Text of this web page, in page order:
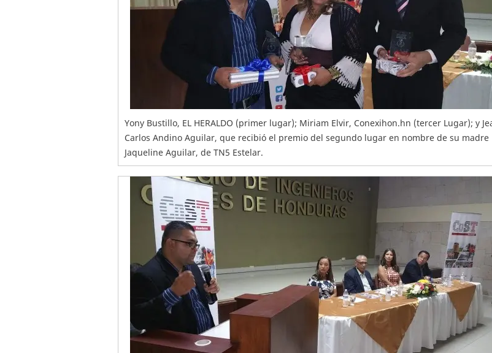
Yony Bustillo, EL HERALDO (primer lugar); Miriam Elvir, Conexihon.hn (tercer Lugar); y
Carlos Andino Aguilar, que recibió el premio del segundo lugar en nombre de su madre
Jaqueline Aguilar, de TN5 Estelar.